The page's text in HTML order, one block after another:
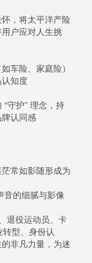
，将太平洋产险
户应对人生挑
车险、家庭险）
知度
守护” 理念，持
认同感
常如影随形成为
音的细腻与影像
退役运动员、卡
型、身份认
非凡力量，为迷